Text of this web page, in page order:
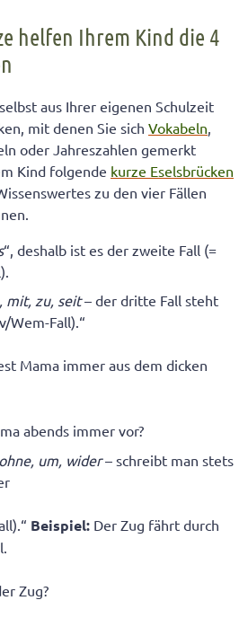
helfen Ihrem Kind die 4
aus Ihrer eigenen Schulzeit
mit denen Sie sich Vokabeln,
oder Jahreszahlen gemerkt
Kind folgende kurze Eselsbrücken
zu den vier Fällen
“, deshalb ist es der zweite Fall (=
mit, zu, seit– der dritte Fall steht
Wem-Fall).“
Mama immer aus dem dicken
abends immer vor?
um, wider– schreibt man stets
Beispiel: Der Zug fährt durch
Zug?